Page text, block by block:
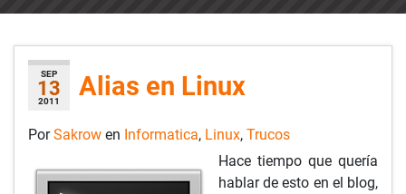
SEP
13
2011 Alias en Linux
PorSakrow en Informatica, Linux, Trucos
Hace tiempo que quería
hablar de esto en el blog,